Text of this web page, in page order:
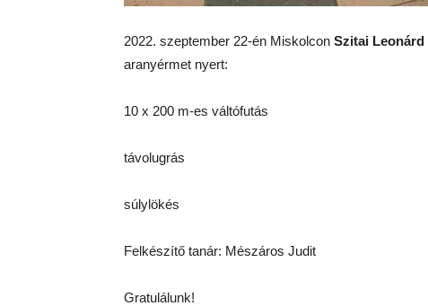
2022. szeptember 22-én Miskolcon Szitai Leonárd
aranyérmet nyert:
10 x 200 m-es váltófutás
távolugrás
súlylökés
Felkészítő tanár: Mészáros Judit
Gratulálunk!